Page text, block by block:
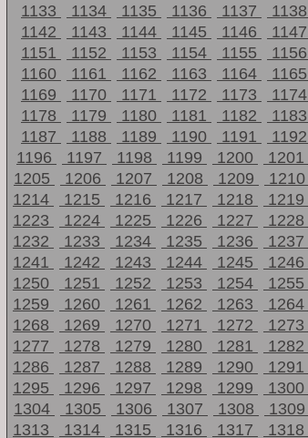
1133
1134 1135 1136 1137 1138
1142
1143 1144 1145 1146 1147
1151
1152 1153 1154 1155 1156
1160
1161 1162 1163 1164 1165
1169
1170 1171 1172 1173 1174
1178
1179 1180 1181 1182 1183
1187
1188 1189 1190 1191 1192
1196
1197 1198 1199 1200 1201
1205
1206 1207 1208 1209 1210
1214
1215 1216 1217 1218 1219
1223
1224 1225 1226 1227 1228
1232
1233 1234 1235 1236 1237
1241
1242 1243 1244 1245 1246
1250
1251 1252 1253 1254 1255
1259
1260 1261 1262 1263 1264
1268
1269 1270 1271 1272 1273
1277
1278 1279 1280 1281 1282
1286
1287 1288 1289 1290 1291
1295
1296 1297 1298 1299 1300
1304
1305 1306 1307 1308 1309
1313
1314 1315 1316 1317 1318